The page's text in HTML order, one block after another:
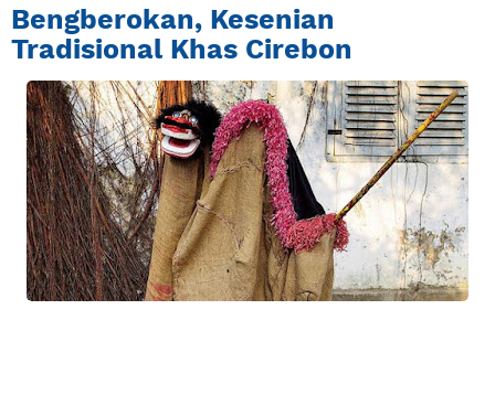
Bengberokan, Kesenian
Tradisional Khas Cirebon